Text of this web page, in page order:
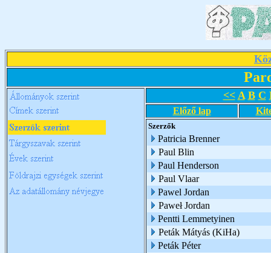
<< A B C
Előző lap
Szerzők
Patricia Brenner
Paul Blin
Paul Henderson
Paul Vlaar
Pawel Jordan
Paweł Jordan
Pentti Lemmetyinen
Peták Mátyás (KiHa)
Peták Péter